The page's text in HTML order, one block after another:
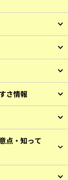
さ情報
点・知って